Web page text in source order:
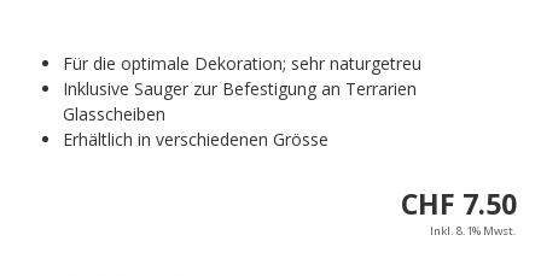
Für die optimale Dekoration; sehr naturgetreu
Inklusive Sauger zur Befestigung an Terrarien
Glasscheiben
Erhältlich in verschiedenen Grösse
CHF 7.50
Inkl. 8.1% Mwst.